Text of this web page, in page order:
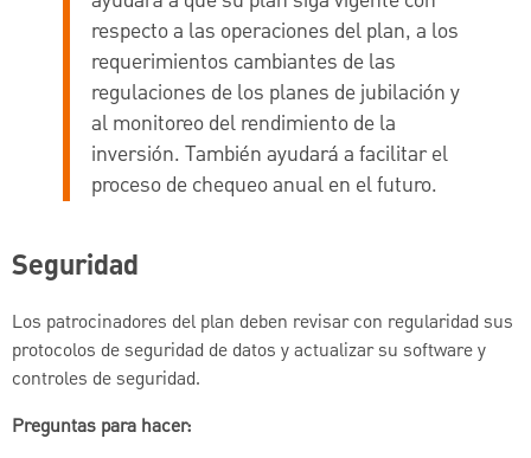
respecto a las operaciones del plan, a los
requerimientos cambiantes de las
regulaciones de los planes de jubilación y
al monitoreo del rendimiento de la
inversión. También ayudará a facilitar el
proceso de chequeo anual en el futuro.
Seguridad
Los patrocinadores del plan deben revisar con regularidad sus
protocolos de seguridad de datos y actualizar su software y
controles de seguridad.
Preguntas para hacer: